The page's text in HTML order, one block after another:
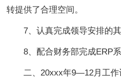
转提供了合理空间。
7、认真完成领导安排的其
8、配合财务部完成ERP
二、20xxx年9—12月工作